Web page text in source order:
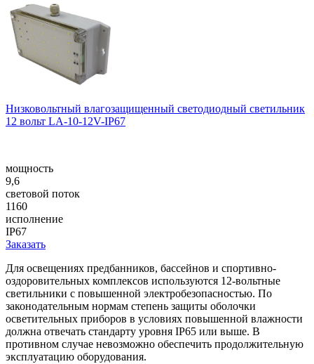
Низковольтный влагозащищенный светодиодный светильник
12 вольт LA-10-12V-IP67
мощность
9,6
световой поток
1160
исполнение
IP67
Заказать
Для освещениях предбанников, бассейнов и спортивно-
оздоровительных комплексов используются 12-вольтные
светильники с повышенной электробезопасностью. По
законодательным нормам степень защиты оболочки
осветительных приборов в условиях повышенной влажности
должна отвечать стандарту уровня IP65 или выше. В
противном случае невозможно обеспечить продолжительную
эксплуатацию оборудования.